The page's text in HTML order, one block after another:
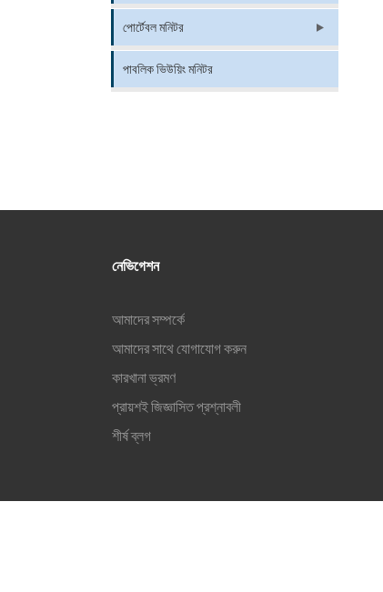
পোর্টেবল মনিটর
পাবলিক ভিউয়িং মনিটর
নেভিগেশন
আমাদের সম্পর্কে
আমাদের সাথে যোগাযোগ করুন
কারখানা ভ্রমণ
প্রায়শই জিজ্ঞাসিত প্রশ্নাবলী
শীর্ষ ব্লগ